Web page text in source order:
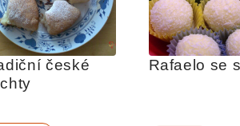
české
Rafaelo se